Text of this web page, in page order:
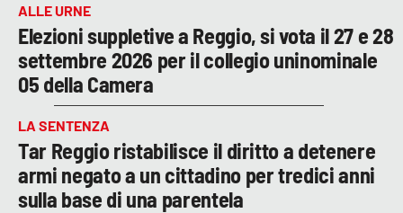
ALLE URNE
Elezioni suppletive a Reggio, si vota il 27 e 28
settembre 2026 per il collegio uninominale
05 della Camera
LA SENTENZA
Tar Reggio ristabilisce il diritto a detenere
armi negato a un cittadino per tredici anni
sulla base di una parentela